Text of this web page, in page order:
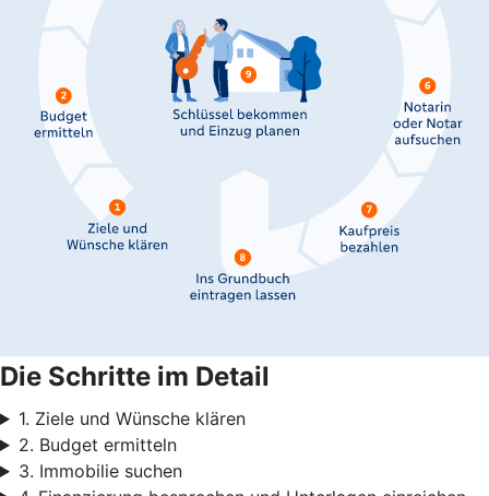
Die Schritte im Detail
1. Ziele und Wünsche klären
2. Budget ermitteln
3. Immobilie suchen